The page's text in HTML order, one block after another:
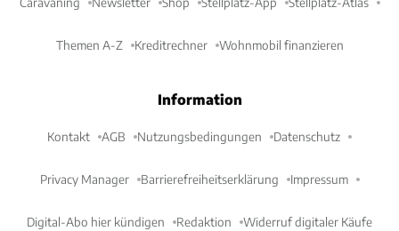
Themen A-Z Kreditrechner Wohnmobil finanzieren
Information
Kontakt AGB Nutzungsbedingungen Datenschutz
Privacy Manager Barrierefreiheitserklärung Impressum
Digital-Abo hier kündigen Redaktion Widerruf digitaler Käufe